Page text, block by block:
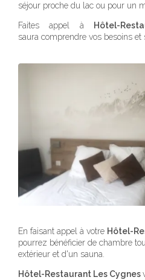
séjour proche du lac ou pour un
Faites appel à Hôtel-
saura comprendre vos besoins et
En faisant appel à votre Hôtel-
pourrez bénéficier de chambre
extérieur et d'un sauna.
Hôtel-Restaurant Les Cygnes